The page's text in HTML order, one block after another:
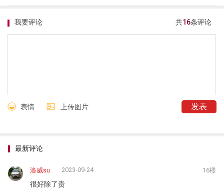
共16条评论
我要评论
表情 上传图片
最新评论
洛威su 2023-09-24 16楼
很好除了贵